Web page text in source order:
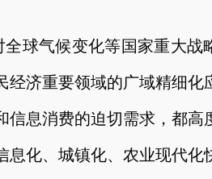
球气候变化等国家重大战
济重要领域的广域精细化
信息消费的迫切需求，都高
息化、城镇化、农业现代化